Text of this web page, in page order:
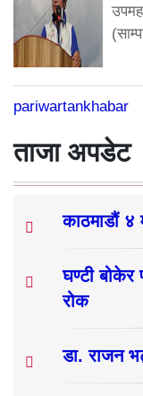
pariwartankhabar
ताजा अपडेट
काठमाडौं ४
घण्टी बोकेर
रोक
डा. राजन